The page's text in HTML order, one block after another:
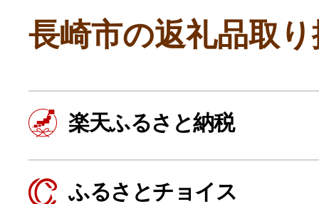
長崎市の返礼品取
楽天ふるさと納税
ふるさとチョイス